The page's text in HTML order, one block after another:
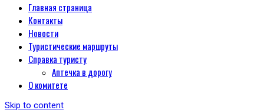
Главная страница
Контакты
Новости
Туристические маршруты
Справка туристу
Аптечка в дорогу
О комитете
Skip to content